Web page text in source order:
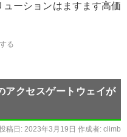
ーションはますます高価
る
アクセスゲートウェイが
稿日: 2023年3月19日 作成者: climb